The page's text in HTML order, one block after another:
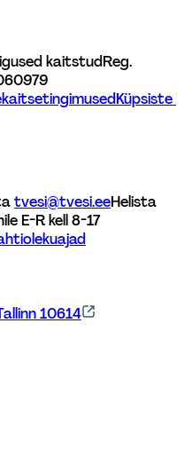
kaitstudReg.
Küpsiste
tvesi@tvesi.eeHelista
E-R kell 8-17
10614